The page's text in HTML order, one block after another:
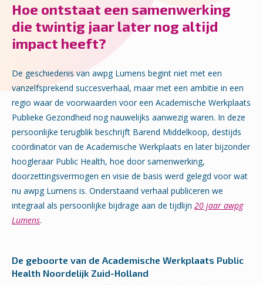
Hoe ontstaat een samenwerking
die twintig jaar later nog altijd
impact heeft?
De geschiedenis van awpg Lumens begint niet met een
vanzelfsprekend succesverhaal, maar met een ambitie in een
regio waar de voorwaarden voor een Academische Werkplaats
Publieke Gezondheid nog nauwelijks aanwezig waren. In deze
persoonlijke terugblik beschrijft Barend Middelkoop, destijds
coördinator van de Academische Werkplaats en later bijzonder
hoogleraar Public Health, hoe door samenwerking,
doorzettingsvermogen en visie de basis werd gelegd voor wat
nu awpg Lumens is. Onderstaand verhaal publiceren we
integraal als persoonlijke bijdrage aan de tijdlijn 20 jaar awpg
Lumens.
De geboorte van de Academische Werkplaats Public
Health Noordelijk Zuid-Holland